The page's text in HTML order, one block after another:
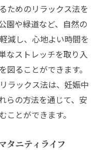
ためのリラックス法を
園や緑道など、自然の
減し、心地よい時間を
なストレッチを取り入
ることができます。
ラックス法は、妊娠中
らの方法を通じて、安
とができます。
タニティライフ